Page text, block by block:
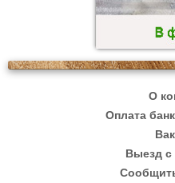
О
Оплата
Выезд с